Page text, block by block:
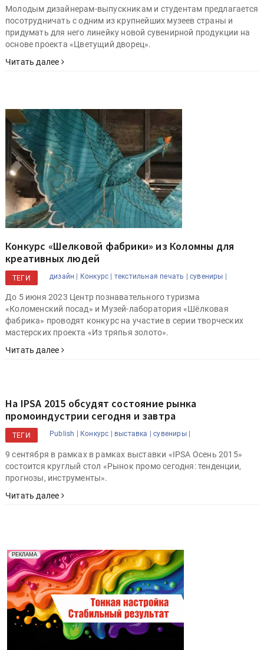
Молодым дизайнерам-выпускникам и студентам предлагается
посотрудничать с одним из крупнейших музеев страны и
придумать для него линейку новой сувенирной продукции на
основе проекта «Цветущий дворец».
Читать далее
Конкурс «Шелковой фабрики» из Коломны для
креативных людей
ТЕГИ дизайн | Конкурс | текстильная печать | сувениры |
До 5 июня 2023 Центр познавательного туризма
«Коломенский посад» и Музей-лаборатория «Шёлковая
фабрика» проводят конкурс на участие в серии творческих
мастерских проекта «Из тряпья золото».
Читать далее
На IPSA 2015 обсудят состояние рынка
промоиндустрии сегодня и завтра
ТЕГИ Publish | Конкурс | выставка | сувениры |
9 сентября в рамках в рамках выставки «IPSA Осень 2015»
состоится круглый стол «Рынок промо сегодня: тенденции,
прогнозы, инструменты».
Читать далее
РЕКЛАМА
Реклама. Рекламодатель ООО "Передовые Системы
Печати" erid: 2SDnjd2d4Qz